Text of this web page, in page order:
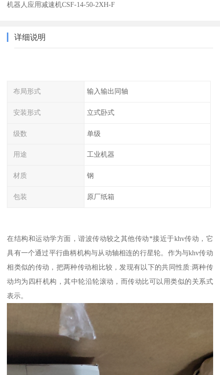
机器人应用减速机CSF-14-50-2XH-F
详细说明
布局形式 输入输出同轴
安装形式 立式卧式
级数 单级
用途 工业机器
材质 钢
包装 原厂纸箱
在结构和运动学方面，谐波传动较之其他传动*接近于khv传动，它
具有一个通过平行曲柄机构与从动轴相连的行星轮。作为与khv传动
相类似的传动，把两种传动相比较，发现有以下的共同性质:两种传
动均为四杆机构，其中轮沿轮滚动，而传动比可以用类似的关系式
表示。